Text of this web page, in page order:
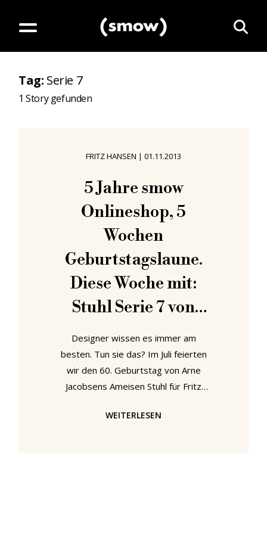
Tag: Serie 7
1 Story gefunden
FRITZ HANSEN | 01.11.2013
5 Jahre smow
Onlineshop, 5
Wochen
Geburtstagslaune.
Diese Woche mit:
Stuhl Serie 7 von
Arne Jacobsen.
Designer wissen es immer am
besten. Tun sie das? Im Juli feierten
wir den 60. Geburtstag von Arne
Jacobsens Ameisen Stuhl für Fritz
Gelegenheit auch von der starken
WEITERLESEN